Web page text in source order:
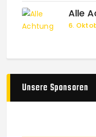
Alle
6.
Unsere Sponsoren